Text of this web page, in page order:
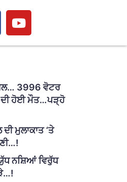
3996 ਵੋਟਰ
ਦੀ ਹੋਈ ਮੌਤ…ਪੜ੍ਹੋ
ਮੁਲਾਕਾਤ ‘ਤੇ
ਯੁੱਧ ਨਸ਼ਿਆਂ ਵਿਰੁੱਧ